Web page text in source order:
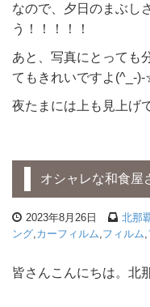
なので、夕日のまぶし
う！！！！！
あと、写真にとっても
てもきれいですよ(^_-
夜たまには上も見上げ
オシャレな和食屋
2023年8月26日 北那
ング,カーフィルム,フィルム,
皆さんこんにちは。北